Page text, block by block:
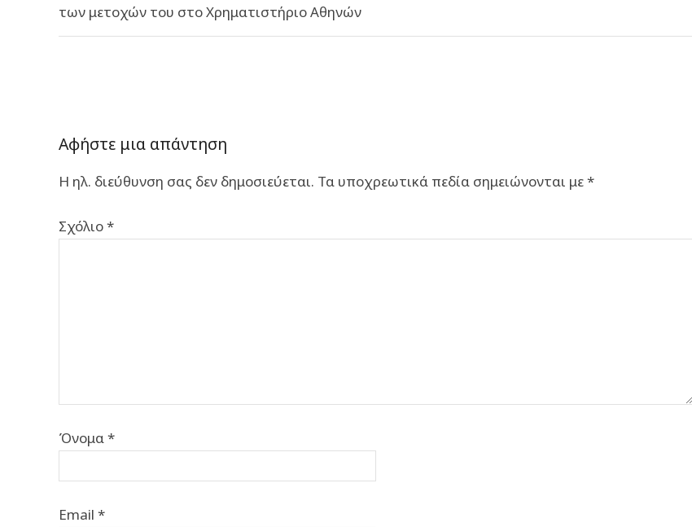
των μετοχών του στο Χρηματιστήριο Αθηνών
Αφήστε μια απάντηση
Η ηλ. διεύθυνση σας δεν δημοσιεύεται. Τα υποχρεωτικά πεδία σημειώνονται με*
Σχόλιο*
Όνομα *
Email *